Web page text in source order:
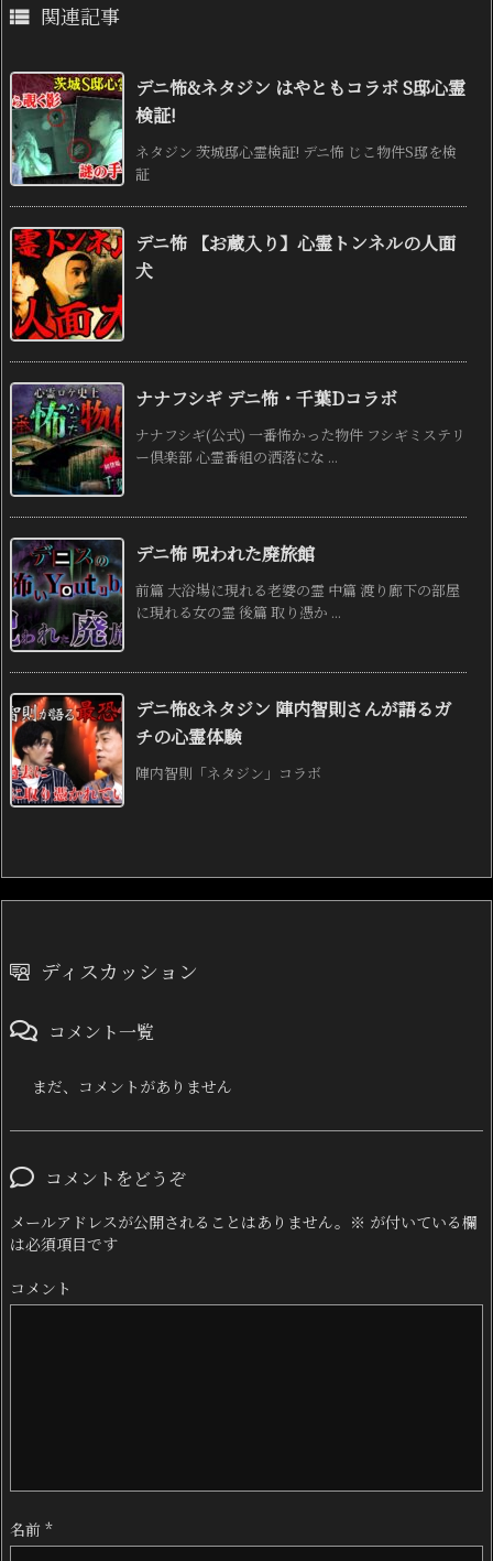
 関連記事
デニ怖&ネタジン はやともコラボ S邸心霊
検証!
ネタジン 茨城邸心霊検証! デニ怖 じこ物件S邸を検
証
デニ怖 【お蔵入り】心霊トンネルの人面
犬
ナナフシギ デニ怖・千葉Dコラボ
ナナフシギ(公式) 一番怖かった物件 フシギミステリ
ー倶楽部 心霊番組の洒落にな ...
デニ怖 呪われた廃旅館
前篇 大浴場に現れる老婆の霊 中篇 渡り廊下の部屋
に現れる女の霊 後篇 取り憑か ...
デニ怖&ネタジン 陣内智則さんが語るガ
チの心霊体験
陣内智則「ネタジン」コラボ
ディスカッション
コメント一覧
まだ、コメントがありません
コメントをどうぞ
メールアドレスが公開されることはありません。 ※ が付いている欄
は必須項目です
コメント
名前 *